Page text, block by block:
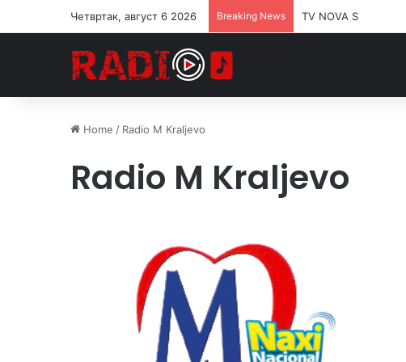
Четвртак, август 6 2026 Breaking News TV NOVA S
Home / Radio M Kraljevo
Radio M Kraljevo